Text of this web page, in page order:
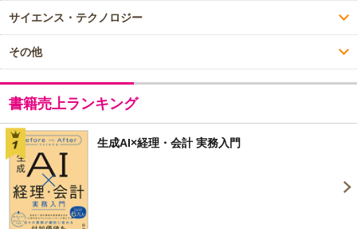
サイエンス・テクノロジー
その他
書籍売上ランキング
生成AI×経理・会計 実務入門